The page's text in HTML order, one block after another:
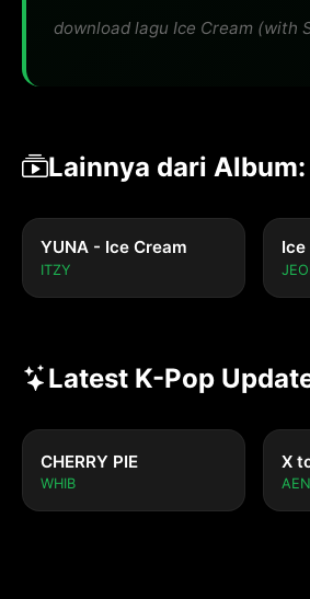
download lagu Ice Cream (with
Lainnya dari Album:
YUNA - Ice Cream
ITZY
Ice
Latest K-Pop
CHERRY PIE
WHIB
X
AEN